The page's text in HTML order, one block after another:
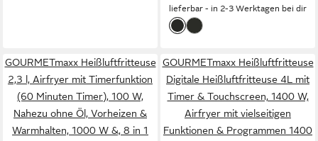
lieferbar - in 2-3 Werktagen bei dir
GOURMETmaxx Heißluftfritteuse
2,3 l, Airfryer mit Timerfunktion
(60 Minuten Timer), 100 W,
Nahezu ohne Öl, Vorheizen &
Warmhalten, 1000 W &, 8 in 1
GOURMETmaxx Heißluftfritteuse
Digitale Heißluftfritteuse 4L mit
Timer & Touchscreen, 1400 W,
Airfryer mit vielseitigen
Funktionen & Programmen 1400